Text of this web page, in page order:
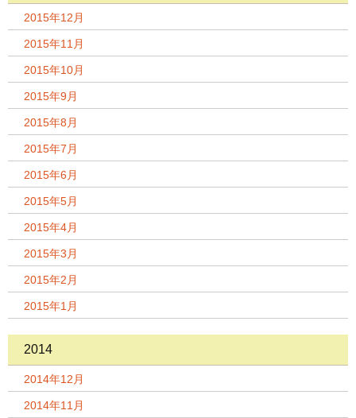
2015年12月
2015年11月
2015年10月
2015年9月
2015年8月
2015年7月
2015年6月
2015年5月
2015年4月
2015年3月
2015年2月
2015年1月
2014
2014年12月
2014年11月